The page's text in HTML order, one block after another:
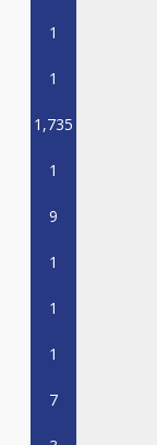
1
1
1,735
1
9
1
1
1
7